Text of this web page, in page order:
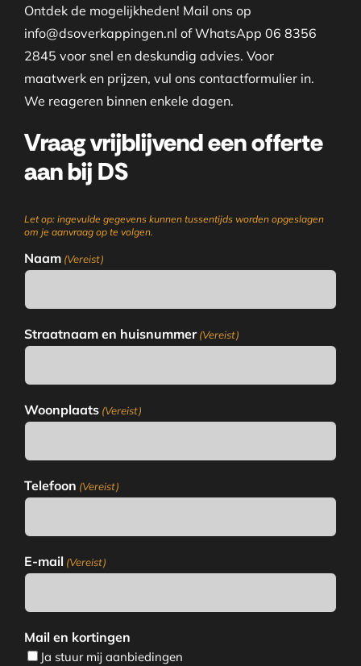
Ontdek de mogelijkheden! Mail ons op
info@dsoverkappingen.nl of WhatsApp 06 8356
2845 voor snel en deskundig advies. Voor
maatwerk en prijzen, vul ons contactformulier in.
We reageren binnen enkele dagen.
Vraag vrijblijvend een offerte
aan bij DS
Let op: ingevulde gegevens kunnen tussentijds worden opgeslagen
om je aanvraag op te volgen.
Naam (Vereist)
Straatnaam en huisnummer (Vereist)
Woonplaats (Vereist)
Telefoon (Vereist)
E-mail (Vereist)
Mail en kortingen
Ja stuur mij aanbiedingen